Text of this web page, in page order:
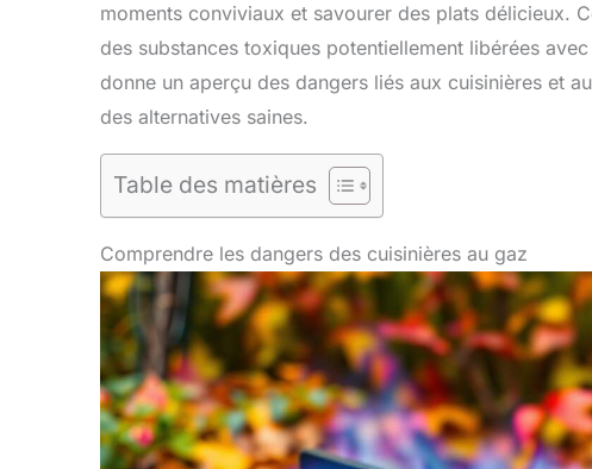
moments conviviaux et savourer des plats délicieux.
des substances toxiques potentiellement libérées
donne un aperçu des dangers liés aux cuisinières et
des alternatives saines.
Table des matières
Comprendre les dangers des cuisinières au gaz